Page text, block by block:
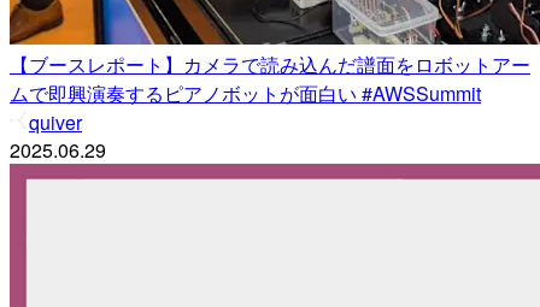
【ブースレポート】カメラで読み込んだ譜面をロボットアー
ムで即興演奏するピアノボットが面白い #AWSSummit
quiver
2025.06.29